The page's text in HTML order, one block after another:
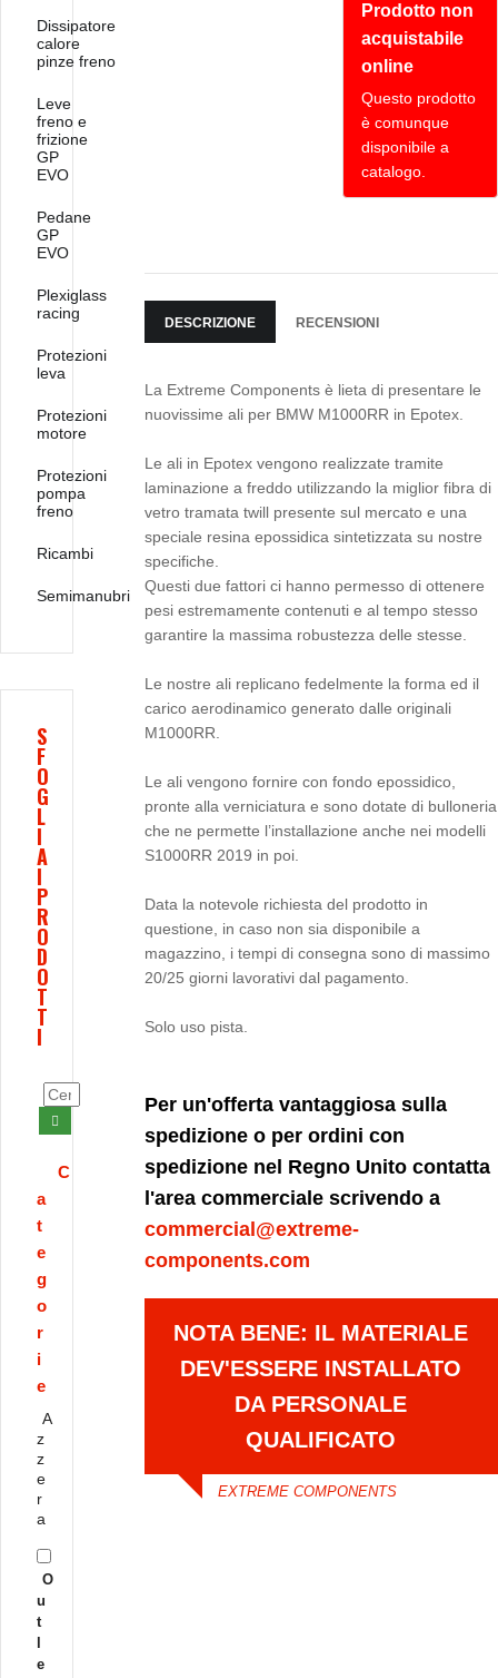
Prodotto non
acquistabile
online
Questo prodotto
è comunque
disponibile a
catalogo.
DESCRIZIONE RECENSIONI
La Extreme Components è lieta di presentare le
nuovissime ali per BMW M1000RR in Epotex.
Le ali in Epotex vengono realizzate tramite
laminazione a freddo utilizzando la miglior fibra di
vetro tramata twill presente sul mercato e una
speciale resina epossidica sintetizzata su nostre
specifiche.
Questi due fattori ci hanno permesso di ottenere
pesi estremamente contenuti e al tempo stesso
garantire la massima robustezza delle stesse.
Le nostre ali replicano fedelmente la forma ed il
carico aerodinamico generato dalle originali
M1000RR.
Le ali vengono fornire con fondo epossidico,
pronte alla verniciatura e sono dotate di bulloneria
che ne permette l’installazione anche nei modelli
S1000RR 2019 in poi.
Data la notevole richiesta del prodotto in
questione, in caso non sia disponibile a
magazzino, i tempi di consegna sono di massimo
20/25 giorni lavorativi dal pagamento.
Solo uso pista.
Per un'offerta vantaggiosa sulla
spedizione o per ordini con
spedizione nel Regno Unito contatta
l'area commerciale scrivendo a
commercial@extreme-
components.com
NOTA BENE: IL MATERIALE
DEV'ESSERE INSTALLATO
DA PERSONALE
QUALIFICATO
EXTREME COMPONENTS
Dissipatore
calore
pinze freno
Leve
freno e
frizione
GP
EVO
Pedane
GP
EVO
Plexiglass
racing
Protezioni
leva
Protezioni
motore
Protezioni
pompa
freno
Ricambi
Semimanubri
S
F
O
G
L
I
A
I
P
R
O
D
O
T
T
I
C
a
t
e
g
o
r
i
e
A
z
z
e
r
a
O
u
t
e